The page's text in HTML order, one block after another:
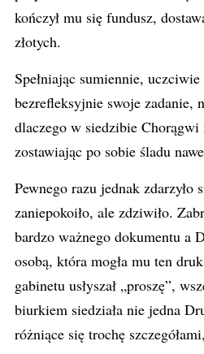
kończył mu się fundusz,
złotych.
Spełniając sumiennie,
bezrefleksyjnie swoje zadanie,
dlaczego w siedzibie
zostawiając po sobie śladu
Pewnego razu jednak zdarzyło
zaniepokoiło, ale zdziwiło.
bardzo ważnego dokumentu a
osobą, która mogła mu ten
gabinetu usłyszał „proszę”,
biurkiem siedziała nie jedna
różniące się trochę